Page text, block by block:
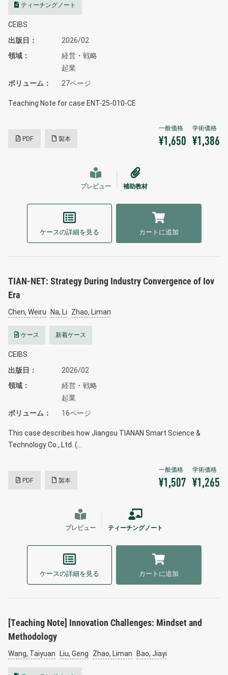
ティーチングノート
CEIBS
出版日
2026/02
領域
経営・戦略
起業
ボリューム
27ページ
Teaching Note for case ENT-25-010-CE
PDF 製本 ¥1,650 ¥1,386
プレビュー 補助教材
ケースの詳細を見る カートに追加
TIAN-NET: Strategy During Industry Convergence of Iov
Era
Chen, Weiru Na, Li Zhao, Liman
ケース 新着ケース
CEIBS
出版日
2026/02
領域
経営・戦略
起業
ボリューム
16ページ
This case describes how Jiangsu TIANAN Smart Science &
Technology Co., Ltd. (…
PDF 製本 ¥1,507 ¥1,265
プレビュー ティーチングノート
ケースの詳細を見る カートに追加
[Teaching Note] Innovation Challenges: Mindset and
Methodology
Wang, Taiyuan Liu, Geng Zhao, Liman Bao, Jiayi